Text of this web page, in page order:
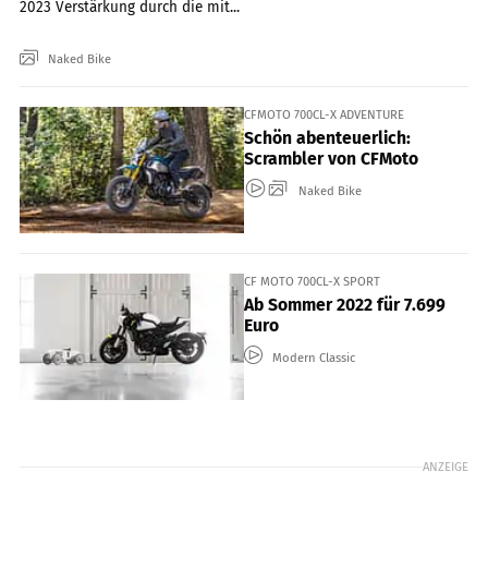
2023 Verstärkung durch die mit...
Naked Bike
CFMOTO 700CL-X ADVENTURE
Schön abenteuerlich:
Scrambler von CFMoto
Naked Bike
CF MOTO 700CL-X SPORT
Ab Sommer 2022 für 7.699
Euro
Modern Classic
ANZEIGE